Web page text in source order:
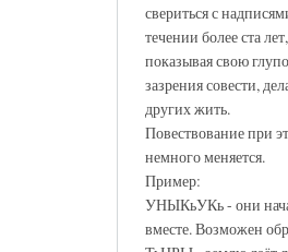
свериться с
течении более ста
показывая свою
зазрения совести,
других жить.
Повествование при
немного меняется.
Пример:
УНЫКьУКь - они
вместе. Возможен